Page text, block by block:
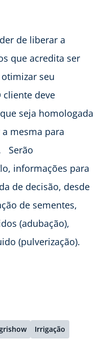
de liberar a
que acredita ser
seu
cliente deve
seja homologada
mesma para
Serão
informações para
de decisão, desde
de sementes,
(adubação),
(pulverização).
Irrigação